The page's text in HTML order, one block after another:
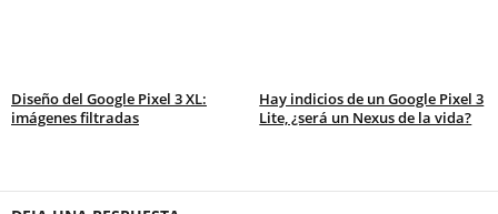
Diseño del Google Pixel 3 XL:
imágenes filtradas
Hay indicios de un Google Pixel 3
Lite, ¿será un Nexus de la vida?